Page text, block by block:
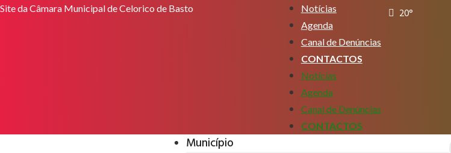
Site da Câmara Municipal de Celorico de Basto
Notícias
Agenda
Canal de Denúncias
CONTACTOS
Notícias
Agenda
Canal de Denúncias
CONTACTOS
20°
Município